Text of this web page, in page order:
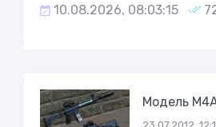
10.08.2026, 08:03:15
Модель